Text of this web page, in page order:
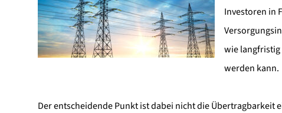
Investoren in
wie
werden kann.
Der entscheidende Punkt ist dabei nicht die